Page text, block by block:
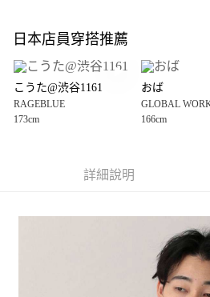
全盈+PAY
大哥付你分期
【大哥付你分期使用說明】
1.本服務由台灣大哥大提供，台灣大哥大用
2.付款方式選擇「大哥付你分期」，訂單成
3.實際核准額度、可分期數及費用金額請依
4.訂單成立30分鐘內，如未前往確認交易或
1.分期款項不併入電信帳單，「大哥付你分
2.透過簡訊連結打開帳單後，可選擇「超商
帳／街口支付／iPASS MONEY」等通路繳
AFTEE先享後付
３．安心：先確認商品／服務後，再付款。
【「AFTEE先享後付」結帳流程】
１．於結帳方式選擇「AFTEE先享後付」後
結帳頁面，進行簡訊認證並確認金額後，即
２．訂單成立數日內，您將收到繳費通知簡
每筆NT$80，滿NT$1,500(含以上)免運
每筆NT$80，滿NT$1,500(含以上)免運
日本店員穿搭推薦
こうた@渋谷1161
RAGEBLUE
173cm
おば
GLOBAL
166cm
詳細說明